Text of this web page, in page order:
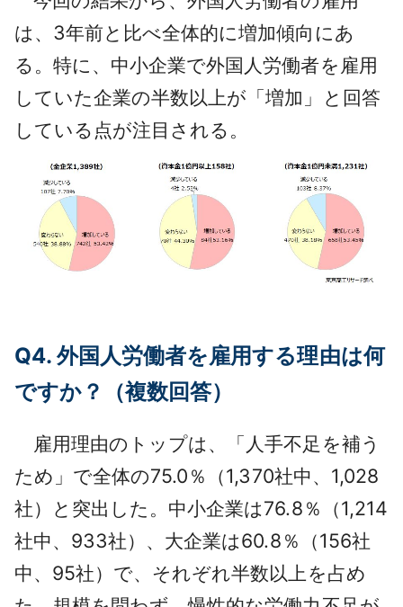
は、3年前と比べ全体的に増加傾向にあ
る。特に、中小企業で外国人労働者を雇用
していた企業の半数以上が「増加」と回答
している点が注目される。
Q4. 外国人労働者を雇用する理由は何
ですか？（複数回答）
雇用理由のトップは、「人手不足を補う
ため」で全体の75.0％（1,370社中、1,028
社）と突出した。中小企業は76.8％（1,214
社中、933社）、大企業は60.8％（156社
中、95社）で、それぞれ半数以上を占め